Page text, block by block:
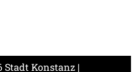
Stadt Konstanz |